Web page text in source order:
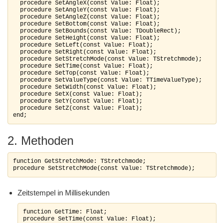
  procedure SetAngleX(const Value: Float);
  procedure SetAngleY(const Value: Float);
  procedure SetAngleZ(const Value: Float);
  procedure SetBottom(const Value: Float);
  procedure SetBounds(const Value: TDoubleRect);
  procedure SetHeight(const Value: Float);
  procedure SetLeft(const Value: Float);
  procedure SetRight(const Value: Float);
  procedure SetStretchMode(const Value: TStretchmode);
  procedure SetTime(const Value: Float);
  procedure SetTop(const Value: Float);
  procedure SetValueType(const Value: TTimeValueType);
  procedure SetWidth(const Value: Float);
  procedure SetX(const Value: Float);
  procedure SetY(const Value: Float);
  procedure SetZ(const Value: Float);
end;
2. Methoden
function GetStretchMode: TStretchmode;
procedure SetStretchMode(const Value: TStretchmode);
Zeitstempel in Millisekunden
function GetTime: Float;
procedure SetTime(const Value: Float);